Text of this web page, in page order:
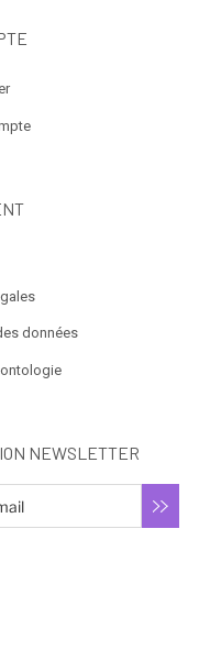
données
NEWSLETTER